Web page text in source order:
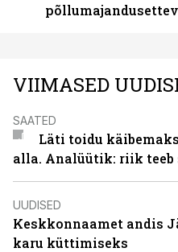
VIIMASED
SAATED
Läti toidu
alla. Analüütik: riik
UUDISED
Keskkonnaamet andis
karu küttimiseks